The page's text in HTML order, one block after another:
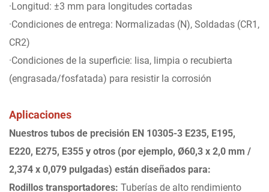
·Longitud: ±3 mm para longitudes cortadas
·Condiciones de entrega: Normalizadas (N), Soldadas (CR1,
CR2)
·Condiciones de la superficie: lisa, limpia o recubierta
(engrasada/fosfatada) para resistir la corrosión
Aplicaciones
Nuestros tubos de precisión EN 10305-3 E235, E195,
E220, E275, E355 y otros (por ejemplo, Ø60,3 x 2,0 mm /
2,374 x 0,079 pulgadas) están diseñados para:
Rodillos transportadores: Tuberías de alto rendimiento